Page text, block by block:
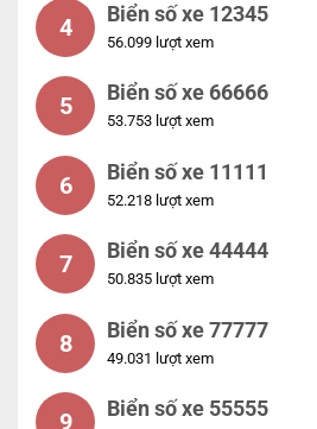
4 Biển số xe 12345
56.099 lượt xem
5 Biển số xe 66666
53.753 lượt xem
6 Biển số xe 11111
52.218 lượt xem
7 Biển số xe 44444
50.835 lượt xem
8 Biển số xe 77777
49.031 lượt xem
9 Biển số xe 55555